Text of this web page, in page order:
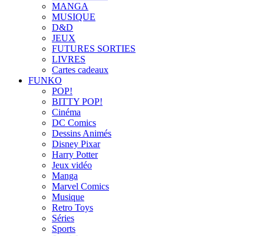
MANGA
MUSIQUE
D&D
JEUX
FUTURES SORTIES
LIVRES
Cartes cadeaux
FUNKO
POP!
BITTY POP!
Cinéma
DC Comics
Dessins Animés
Disney Pixar
Harry Potter
Jeux vidéo
Manga
Marvel Comics
Musique
Retro Toys
Séries
Sports